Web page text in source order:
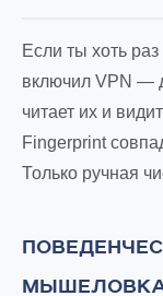
Если ты хоть
включил VPN —
читает их и
Fingerprint
Только ручная